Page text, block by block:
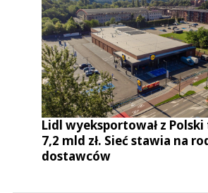
Lidl wyeksportował z
7,2 mld zł. Sieć stawia na
dostawców